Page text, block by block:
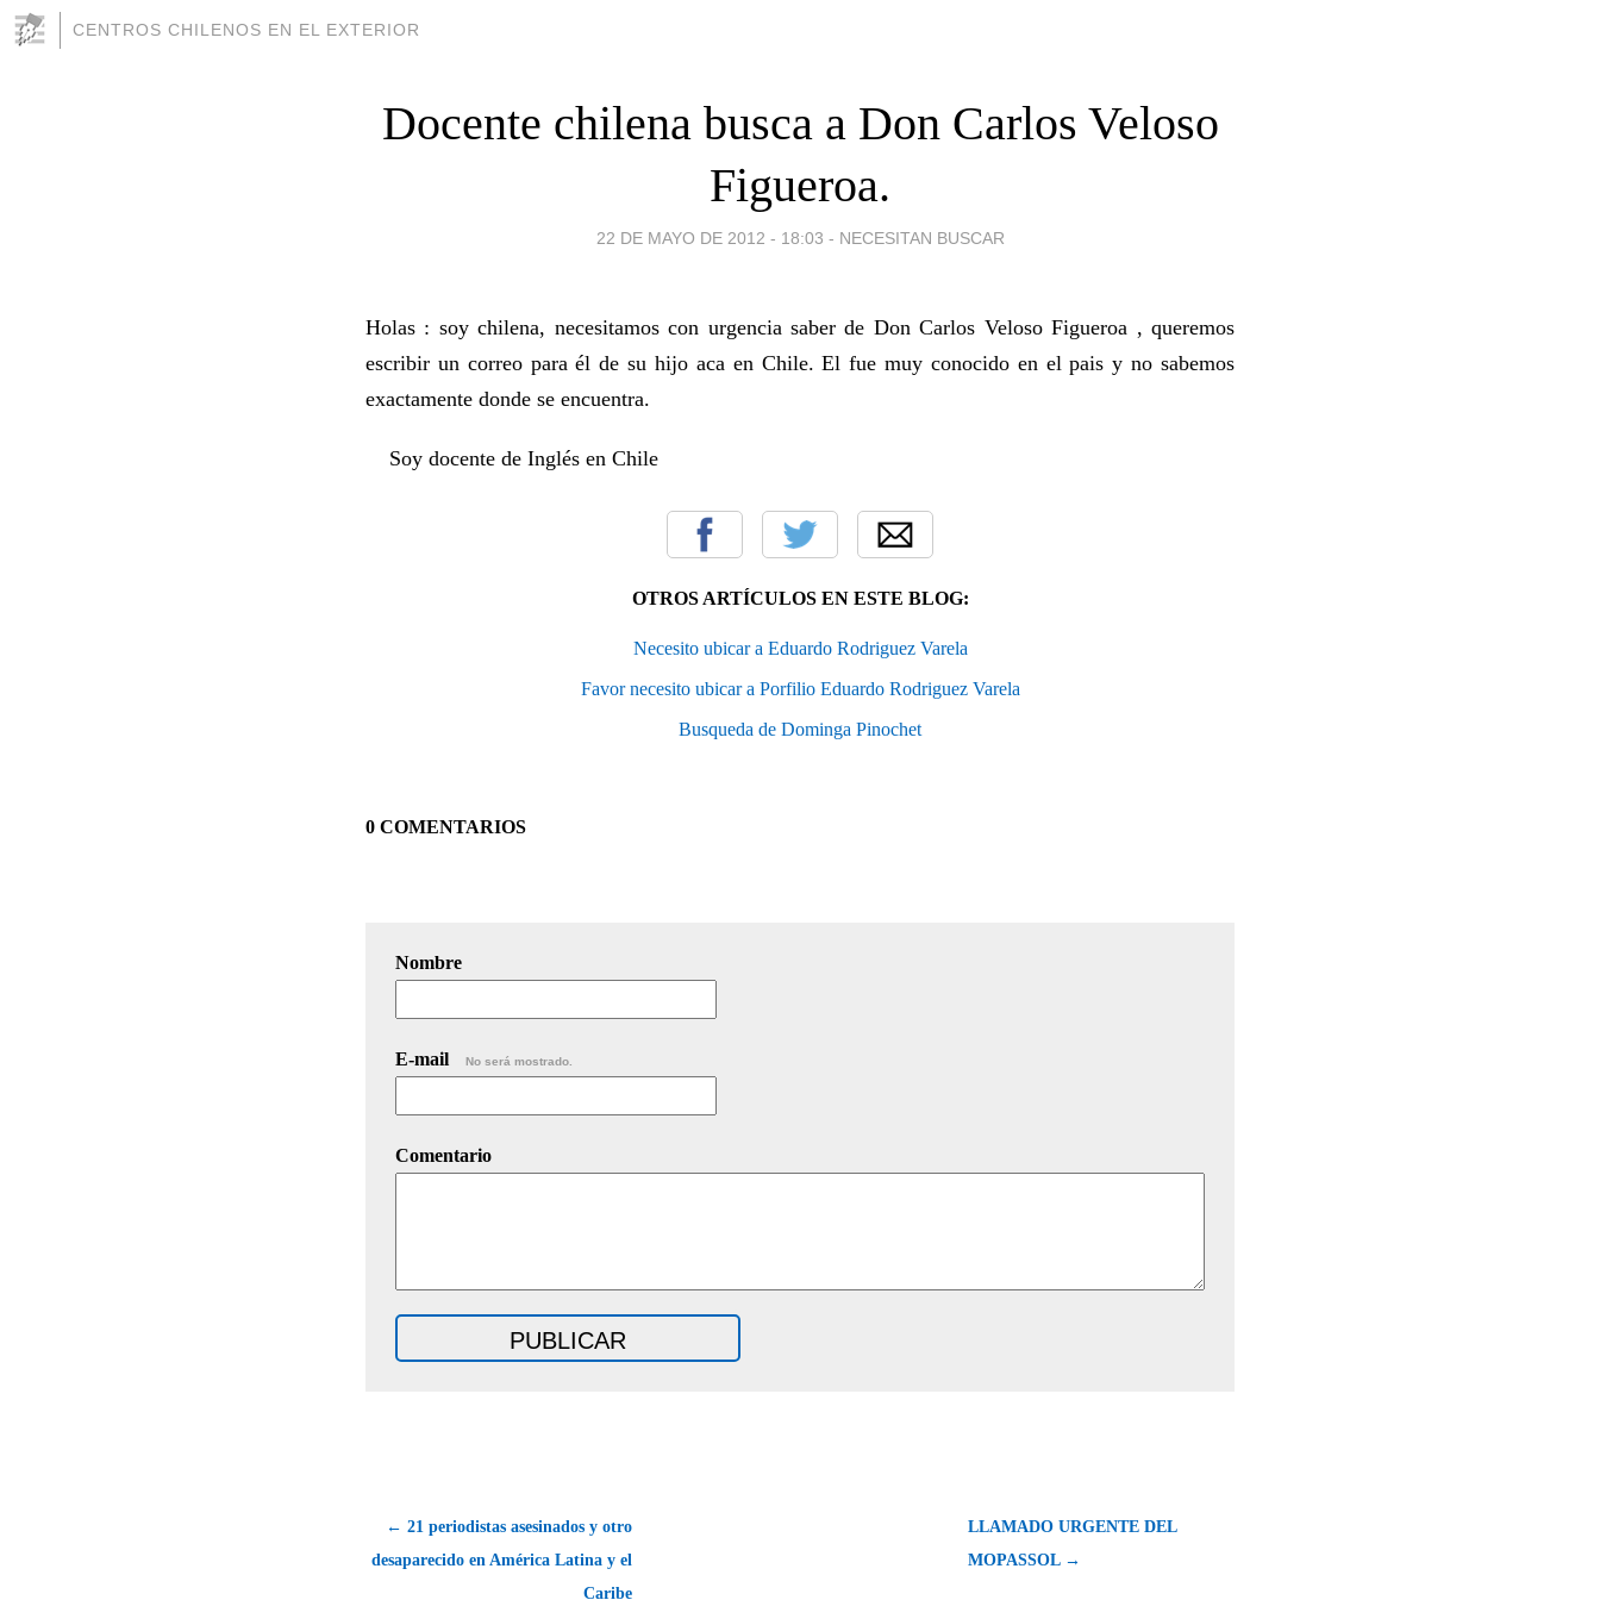
CENTROS CHILENOS EN EL EXTERIOR
Docente chilena busca a Don Carlos Veloso
Figueroa.
22 DE MAYO DE 2012 - 18:03 - NECESITAN BUSCAR
Holas : soy chilena, necesitamos con urgencia saber de Don Carlos Veloso Figueroa , queremos
escribir un correo para él de su hijo aca en Chile. El fue muy conocido en el pais y no sabemos
exactamente donde se encuentra.
Soy docente de Inglés en Chile
OTROS ARTÍCULOS EN ESTE BLOG:
Necesito ubicar a Eduardo Rodriguez Varela
Favor necesito ubicar a Porfilio Eduardo Rodriguez Varela
Busqueda de Dominga Pinochet
0 COMENTARIOS
Nombre
E-mail No será mostrado.
Comentario
← 21 periodistas asesinados y otro
desaparecido en América Latina y el
Caribe
LLAMADO URGENTE DEL
MOPASSOL →